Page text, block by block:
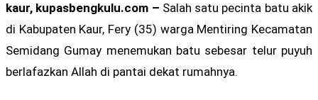
kaur, kupasbengkulu.com – Salah satu pecinta batu akik
di Kabupaten Kaur, Fery (35) warga Mentiring Kecamatan
Semidang Gumay menemukan batu sebesar telur puyuh
berlafazkan Allah di pantai dekat rumahnya.